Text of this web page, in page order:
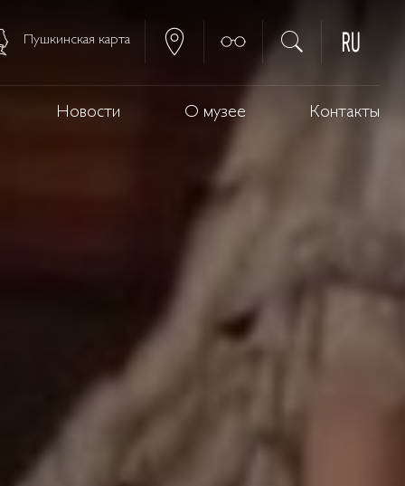
Пушкинская карта
Новости О музее Контакты